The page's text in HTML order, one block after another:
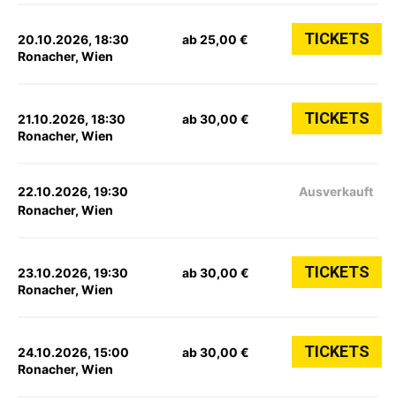
20.10.2026, 18:30
Ronacher, Wien
ab 25,00 € TICKETS
21.10.2026, 18:30
Ronacher, Wien
ab 30,00 € TICKETS
22.10.2026, 19:30
Ronacher, Wien
Ausverkauft
23.10.2026, 19:30
Ronacher, Wien
ab 30,00 € TICKETS
24.10.2026, 15:00
Ronacher, Wien
ab 30,00 € TICKETS